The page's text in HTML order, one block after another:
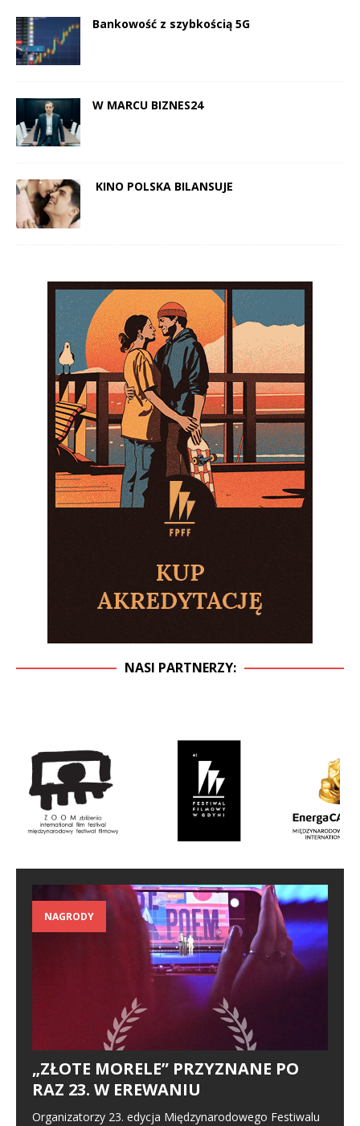
Bankowość z szybkością 5G
W MARCU BIZNES24
KINO POLSKA BILANSUJE
NASI PARTNERZY:
NAGRODY
„ZŁOTE MORELE” PRZYZNANE PO
RAZ 23. W EREWANIU
Organizatorzy 23. edycja Międzynarodowego Festiwalu